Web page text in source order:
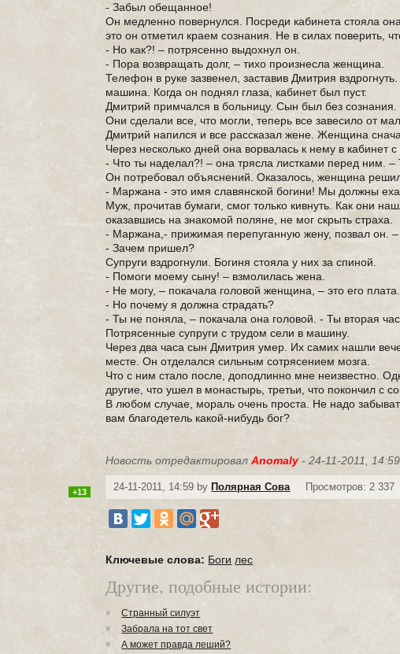
- Забыл обещанное!
Он медленно повернулся. Посреди кабинета стояла
это он отметил краем сознания. Не в силах поверить,
- Но как?! – потрясенно выдохнул он.
- Пора возвращать долг, – тихо произнесла женщина.
Телефон в руке зазвенел, заставив Дмитрия
машина. Когда он поднял глаза, кабинет был пуст.
Дмитрий примчался в больницу. Сын был без сознания.
Они сделали все, что могли, теперь все завесило от
Дмитрий напился и все рассказал жене. Женщина
Через несколько дней она ворвалась к нему в кабинет с
- Что ты наделал?! – она трясла листками перед ним.
Он потребовал объяснений. Оказалось, женщина
- Маржана - это имя славянской богини! Мы должны
Муж, прочитав бумаги, смог только кивнуть. Как они
оказавшись на знакомой поляне, не мог скрыть страха.
- Маржана,- прижимая перепуганную жену, позвал он. –
- Зачем пришел?
Супруги вздрогнули. Богиня стояла у них за спиной.
- Помоги моему сыну! – взмолилась жена.
- Не могу, – покачала головой женщина, – это его плата.
- Но почему я должна страдать?
- Ты не поняла, – покачала она головой. - Ты вторая
Потрясенные супруги с трудом сели в машину.
Через два часа сын Дмитрия умер. Их самих нашли
месте. Он отделался сильным сотрясением мозга.
Что с ним стало после, доподлинно мне неизвестно.
другие, что ушел в монастырь, третьи, что покончил с
В любом случае, мораль очень проста. Не надо
вам благодетель какой-нибудь бог?
Новость отредактировалAnomaly- 24-11-2011, 14:59
24-11-2011, 14:59 by Полярная Сова Просмотров: 2 337
+13
Ключевые слова: Боги лес
Другие, подобные истории:
Странный силуэт
Забрала на тот свет
А может правда леший?